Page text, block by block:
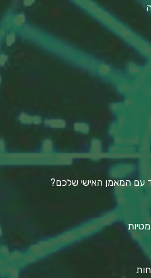
המאמן האישי שלכם?